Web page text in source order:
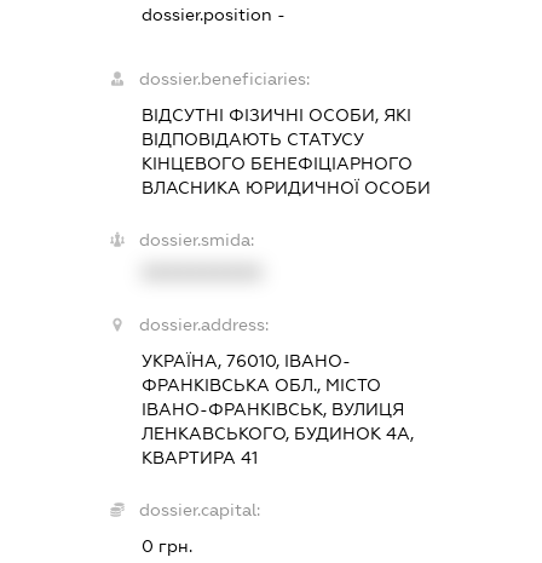
dossier.position -
dossier.beneficiaries:
ВІДСУТНІ ФІЗИЧНІ ОСОБИ, ЯКІ
ВІДПОВІДАЮТЬ СТАТУСУ
КІНЦЕВОГО БЕНЕФІЦІАРНОГО
ВЛАСНИКА ЮРИДИЧНОЇ ОСОБИ
dossier.smida:
dossier.address:
УКРАЇНА, 76010, ІВАНО-
ФРАНКІВСЬКА ОБЛ., МІСТО
ІВАНО-ФРАНКІВСЬК, ВУЛИЦЯ
ЛЕНКАВСЬКОГО, БУДИНОК 4А,
КВАРТИРА 41
dossier.capital:
0 грн.